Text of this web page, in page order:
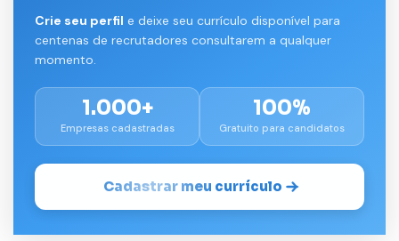
Crie seu perfil e deixe seu currículo disponível para
centenas de recrutadores consultarem a qualquer
momento.
1.000+
Empresas cadastradas
100%
Gratuito para candidatos
Cadastrar meu currículo